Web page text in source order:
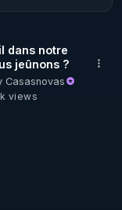
vous avez
dans notre
jeûnons ?
Casasnovas
views